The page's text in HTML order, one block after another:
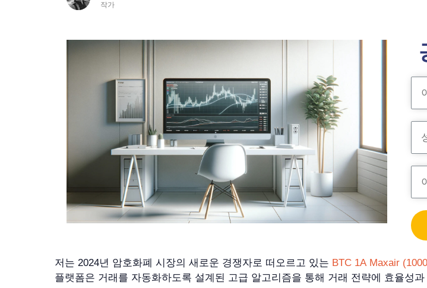
작가
저는 2024년 암호화폐 시장의 새로운 경쟁자로 떠오르고 있는 BTC 1A Maxair
플랫폼은 거래를 자동화하도록 설계된 고급 알고리즘을 통해 거래 전략에 효율성